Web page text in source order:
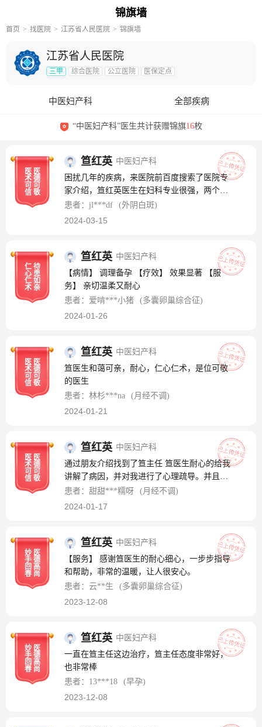
锦旗墙
首页 找医院 江苏省人民医院 锦旗墙
江苏省人民医院
三甲 综合医院 公立医院 医保定点
“中医妇产科”医生共计获赠锦旗16枚
中医妇产科 全部疾病
医
术
可
信
医
德
可
敬
笪红英 中医妇产科
困扰几年的疾病，来医院前百度搜索了医院专
家介绍，笪红英医生在妇科专业很强，两个月
前挂笪医生专家号，在笪医生治疗下，病情慢
慢好转，特别感谢！
患者：jl***df (外阴白斑)
2024-03-15
仁
心
仁
术
待
患
如
亲
笪红英 中医妇产科
【病情】 调理备孕 【疗效】 效果显著 【服
务】 亲切温柔又耐心
患者：爱啃***小猪
(多囊卵巢综合征)
2024-01-26
医
术
可
信
医
德
可
敬
笪红英 中医妇产科
笪医生和蔼可亲，耐心，仁心仁术，是位可敬
的医生
患者：林杉***na
(月经不调)
2024-01-21
医
术
可
信
医
德
可
敬
笪红英 中医妇产科
通过朋友介绍找到了笪主任 笪医生耐心的给我
讲解了病因，并对我进行了心理疏导。并且给
我做了及时的治疗检查，感谢医生的耐心治
疗。祝医生身体健康、万事如意、全家幸福
患者：甜甜***糯呀 (月经不调)
2024-01-17
妙
手
回
春
医
德
高
尚
笪红英 中医妇产科
【服务】 感谢笪医生的耐心细心，一步步指导
和帮助，非常的温暖，让人很安心。
患者：云**生
(多囊卵巢综合征)
2023-12-08
妙
手
回
春
医
德
高
尚
笪红英 中医妇产科
一直在笪主任这边治疗，笪主任态度非常好，
也非常棒
患者：13***18
(早孕)
2023-12-08